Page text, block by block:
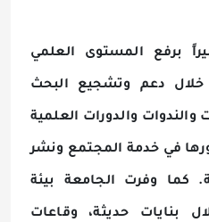
برفع المستوى العلمي
خلال دعم وتشجيع البحث
والندوات والدورات العلمية
في خدمة المجتمع ونشر
كما وفرت الجامعة بيئة
بنايات حديثة، وقاعات